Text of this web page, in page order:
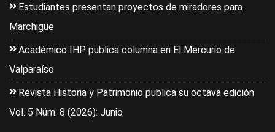
Estudiantes presentan proyectos de miradores para
Marchigüe
Académico IHP publica columna en El Mercurio de
Valparaíso
Revista Historia y Patrimonio publica su octava edición
Vol. 5 Núm. 8 (2026): Junio